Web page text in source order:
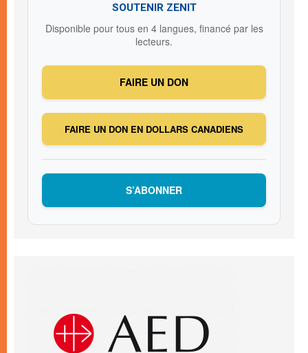
SOUTENIR ZENIT
Disponible pour tous en 4 langues, financé par les
lecteurs.
FAIRE UN DON
FAIRE UN DON EN DOLLARS CANADIENS
S’ABONNER